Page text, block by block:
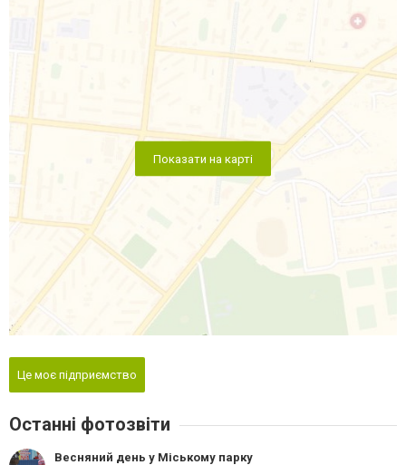
Показати на карті
Це моє підприємство
Останні фотозвіти
Весняний день у Міському парку